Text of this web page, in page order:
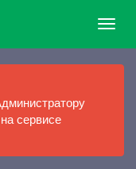
сервисе